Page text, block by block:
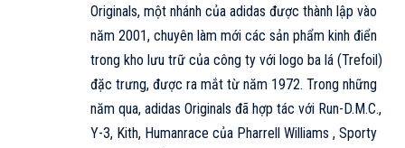
Originals, một nhánh của adidas được thành lập vào
năm 2001, chuyên làm mới các sản phẩm kinh điển
trong kho lưu trữ của công ty với logo ba lá (Trefoil)
đặc trưng, được ra mắt từ năm 1972. Trong những
năm qua, adidas Originals đã hợp tác với Run-D.M.C.,
Y-3, Kith, Humanrace của Pharrell Williams , Sporty